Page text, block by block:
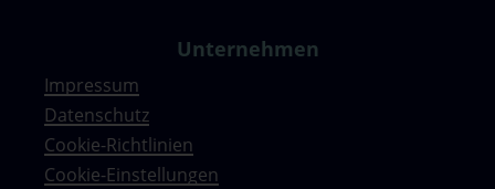
Unternehmen
Impressum
Datenschutz
Cookie-Richtlinien
Cookie-Einstellungen